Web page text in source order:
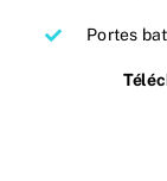
Portes